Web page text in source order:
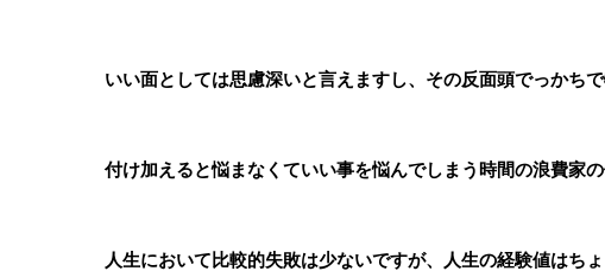
いい面としては思慮深いと言えますし、その反面頭でっかち
付け加えると悩まなくていい事を悩んでしまう時間の浪費家の
人生において比較的失敗は少ないですが、人生の経験値はち